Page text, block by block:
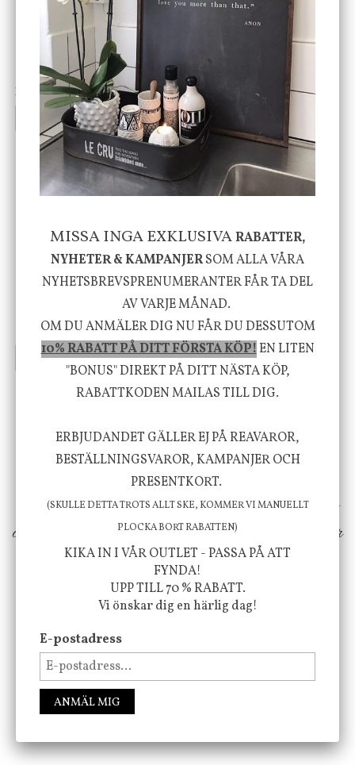
Cloudy kruka mini, vit
199 kr
KÖP
Star Trading
Bordslampa Mushroom
vit, Utomhus
499 kr
INFO
House Doctor
Skål, Hands marmor
635 kr795 kr
-20%
INFO KÖP
Nicolas Vahé
Serveringsfat, Ostron,
Stengods
415 kr
INFO KÖP
välbefinnande för dig och ditt hem! Med
inspiration från naturen och dess färgpalett
erbjuder vi omsorgsfullt utvalda produkter som
ökar trivsel i ditt hem och ger det lilla extra för
att öka ditt välmående!
FÖLJ OSS PÅ INSTAGRAM @JBHOME
MISSA INGA EXKLUSIVARABATTER,
NYHETER & KAMPANJERSOM ALLA VÅRA
NYHETSBREVSPRENUMERANTER FÅR TA DEL
AV VARJE MÅNAD.
OM DU ANMÄLER DIG NU FÅR DU DESSUTOM
10% RABATT PÅ DITT FÖRSTA KÖP!EN LITEN
"BONUS" DIREKT PÅ DITT NÄSTA KÖP,
RABATTKODEN MAILAS TILL DIG.
ERBJUDANDET GÄLLER EJ PÅ REAVAROR,
BESTÄLLNINGSVAROR, KAMPANJER OCH
PRESENTKORT.
(SKULLE DETTA TROTS ALLT SKE, KOMMER VI MANUELLT
PLOCKA BORT RABATTEN)
KIKA IN I VÅR OUTLET - PASSA PÅ ATT
FYNDA!
UPP TILL 70 % RABATT.
Vi önskar dig en härlig dag!
E-postadress
ANMÄL MIG